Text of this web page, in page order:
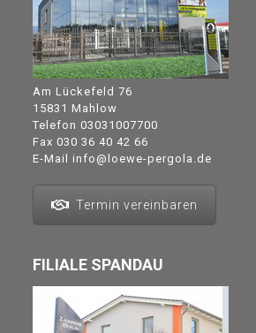
Am Lückefeld 76
15831 Mahlow
Telefon 03031007700
Fax 030 36 40 42 66
E-Mail info@loewe-pergola.de
Termin vereinbaren
FILIALE SPANDAU